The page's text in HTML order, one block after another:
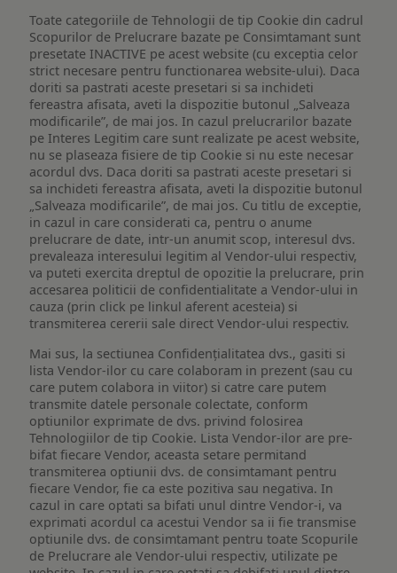
Toate categoriile de Tehnologii de tip Cookie din cadrul
Scopurilor de Prelucrare bazate pe Consimtamant sunt
presetate INACTIVE pe acest website (cu exceptia celor
strict necesare pentru functionarea website-ului). Daca
doriti sa pastrati aceste presetari si sa inchideti
fereastra afisata, aveti la dispozitie butonul „Salveaza
modificarile”, de mai jos. In cazul prelucrarilor bazate
pe Interes Legitim care sunt realizate pe acest website,
nu se plaseaza fisiere de tip Cookie si nu este necesar
acordul dvs. Daca doriti sa pastrati aceste presetari si
sa inchideti fereastra afisata, aveti la dispozitie butonul
„Salveaza modificarile”, de mai jos. Cu titlu de exceptie,
in cazul in care considerati ca, pentru o anume
prelucrare de date, intr-un anumit scop, interesul dvs.
prevaleaza interesului legitim al Vendor-ului respectiv,
va puteti exercita dreptul de opozitie la prelucrare, prin
accesarea politicii de confidentialitate a Vendor-ului in
cauza (prin click pe linkul aferent acesteia) si
transmiterea cererii sale direct Vendor-ului respectiv.
Mai sus, la sectiunea Confidențialitatea dvs., gasiti si
lista Vendor-ilor cu care colaboram in prezent (sau cu
care putem colabora in viitor) si catre care putem
transmite datele personale colectate, conform
optiunilor exprimate de dvs. privind folosirea
Tehnologiilor de tip Cookie. Lista Vendor-ilor are pre-
bifat fiecare Vendor, aceasta setare permitand
transmiterea optiunii dvs. de consimtamant pentru
fiecare Vendor, fie ca este pozitiva sau negativa. In
cazul in care optati sa bifati unul dintre Vendor-i, va
exprimati acordul ca acestui Vendor sa ii fie transmise
optiunile dvs. de consimtamant pentru toate Scopurile
de Prelucrare ale Vendor-ului respectiv, utilizate pe